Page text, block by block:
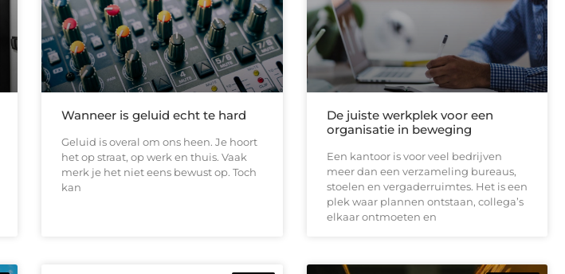
Wanneer is geluid echt te hard
Geluid is overal om ons heen. Je hoort
het op straat, op werk en thuis. Vaak
merk je het niet eens bewust op. Toch
kan
De juiste werkplek voor een
organisatie in beweging
Een kantoor is voor veel bedrijven
meer dan een verzameling bureaus,
stoelen en vergaderruimtes. Het is een
plek waar plannen ontstaan, collega’s
elkaar ontmoeten en